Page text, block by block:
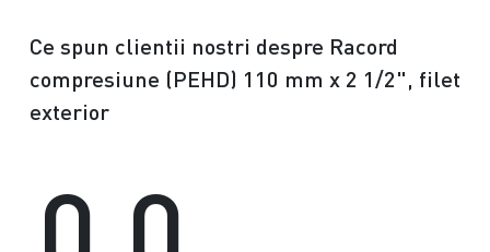
Ce spun clientii nostri despre Racord
compresiune (PEHD) 110 mm x 2 1/2", filet
exterior